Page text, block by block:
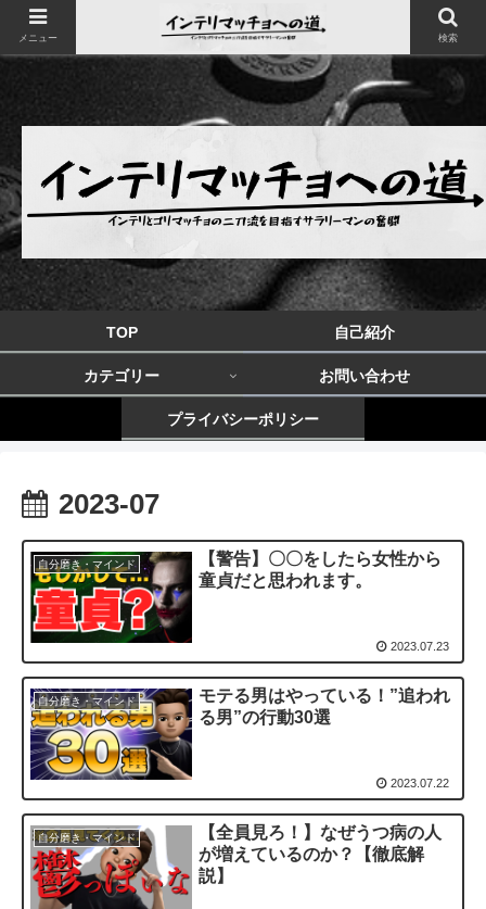
TOP 自己紹介
カテゴリー お問い合わせ
プライバシーポリシー
2023-07
自分磨き・マインド
【警告】〇〇をしたら女性から
童貞だと思われます。
2023.07.23
自分磨き・マインド
モテる男はやっている！”追われ
る男”の行動30選
2023.07.22
自分磨き・マインド
【全員見ろ！】なぜうつ病の人
が増えているのか？【徹底解
説】
メニュー 検索